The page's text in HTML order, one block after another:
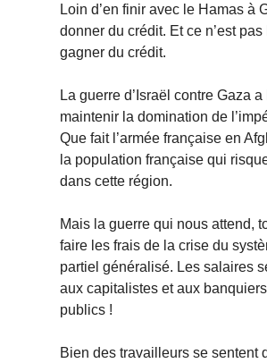
Loin d’en finir avec le Hamas à
donner du crédit. Et ce n’est
gagner du crédit.
La guerre d’Israël contre Gaza
maintenir la domination de
Que fait l’armée française en
la population française qui
dans cette région.
Mais la guerre qui nous attend,
faire les frais de la crise du
partiel généralisé. Les salaires
aux capitalistes et aux
publics !
Bien des travailleurs se sentent